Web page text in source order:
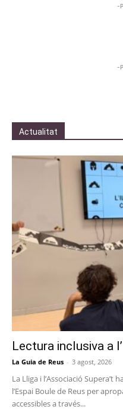
-
-
Actualitat
Lectura inclusiva a
La Guia de Reus - 3 agost, 2026
La Lliga i l’Associació
l’Espai Boule de Reus per
accessibles a través...